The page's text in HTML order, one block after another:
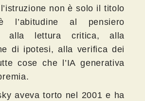
non è solo il titolo
l’abitudine al pensiero
alla lettura critica, alla
di ipotesi, alla verifica dei
cose che l’IA generativa
aveva torto nel 2001 e ha